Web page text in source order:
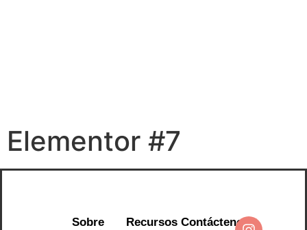
Elementor #7
Sobre
Recursos Contáctenos